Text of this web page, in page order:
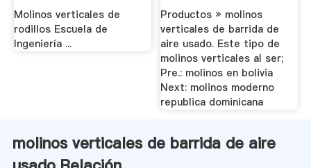
Molinos verticales de
rodillos Escuela de
Ingeniería ...
Productos » molinos
verticales de barrida de
aire usado. Este tipo de
molinos verticales al ser;
Pre.: molinos en bolivia
Next: molinos moderno
republica dominicana
molinos verticales de barrida de aire